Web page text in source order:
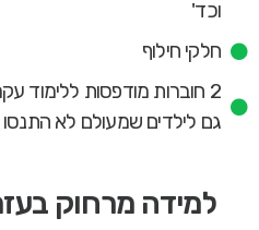
וכד'
חלקי חילוף
2 חוברות מודפסות ללימוד
גם לילדים שמעולם לא התנסו
למידה מרחוק